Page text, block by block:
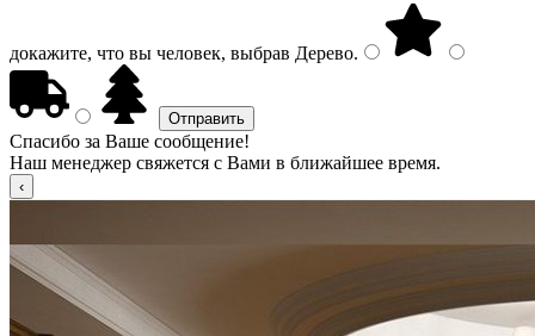
докажите, что вы человек, выбрав Дерево.
Спасибо за Ваше сообщение!
Наш менеджер свяжется с Вами в ближайшее время.